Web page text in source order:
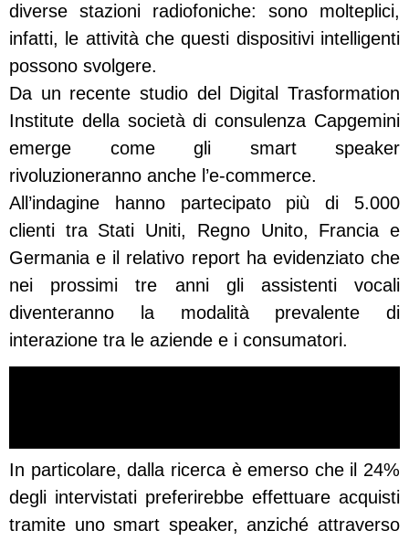
diverse stazioni radiofoniche: sono molteplici,
infatti, le attività che questi dispositivi intelligenti
possono svolgere.
Da un recente studio del Digital Trasformation
Institute della società di consulenza Capgemini
emerge come gli smart speaker
rivoluzioneranno anche l’e-commerce.
All’indagine hanno partecipato più di 5.000
clienti tra Stati Uniti, Regno Unito, Francia e
Germania e il relativo report ha evidenziato che
nei prossimi tre anni gli assistenti vocali
diventeranno la modalità prevalente di
interazione tra le aziende e i consumatori.
In particolare, dalla ricerca è emerso che il 24%
degli intervistati preferirebbe effettuare acquisti
tramite uno smart speaker, anziché attraverso